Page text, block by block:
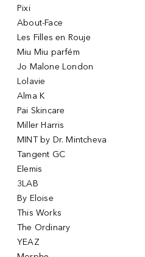
Pixi
About-Face
Les Filles en Rouje
Miu Miu parfém
Jo Malone London
Lolavie
Alma K
Pai Skincare
Miller Harris
MINT by Dr. Mintcheva
Tangent GC
Elemis
3LAB
By Eloise
This Works
The Ordinary
YEAZ